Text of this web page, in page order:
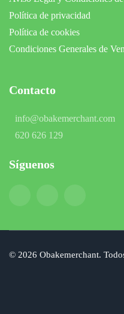
Política de privacidad
Política de cookies
Condiciones Generales de
Contacto
info@obakemerchant.com
620 626 129
Síguenos
© 2026 Obakemerchant.